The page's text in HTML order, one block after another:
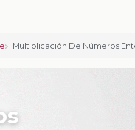
Multiplicación De Números